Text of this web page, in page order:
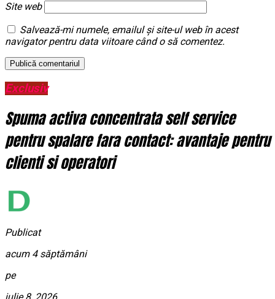
Site web
Salvează-mi numele, emailul și site-ul web în acest
navigator pentru data viitoare când o să comentez.
Exclusiv
Spuma activa concentrata self service
pentru spalare fara contact: avantaje pentru
clienti si operatori
Publicat
acum 4 săptămâni
pe
iulie 8, 2026